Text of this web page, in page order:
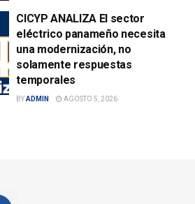
CICYP ANALIZA El sector
eléctrico panameño necesita
una modernización, no
solamente respuestas
temporales
BYADMIN AGOSTO 5, 2026